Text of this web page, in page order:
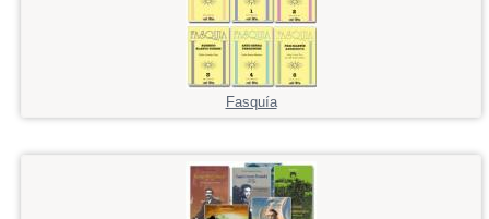
Fasquía